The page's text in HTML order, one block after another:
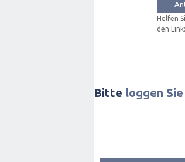
Helfen
den Link:
Bitte loggen